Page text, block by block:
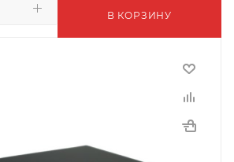
В КОРЗИНУ